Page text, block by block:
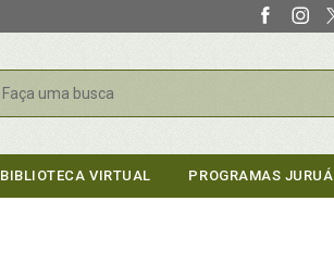
Buscar
BIBLIOTECA VIRTUAL PROGRAMAS JURUÁ